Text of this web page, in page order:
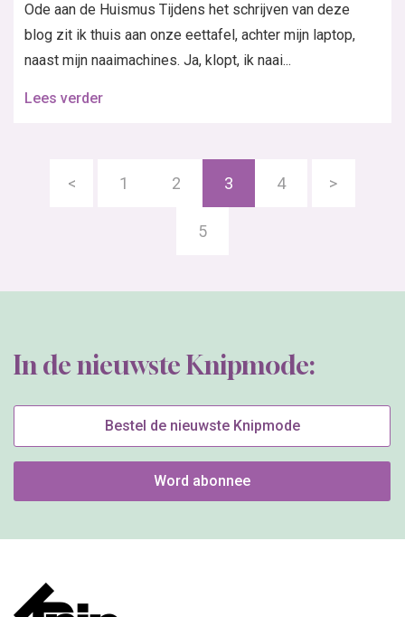
Ode aan de Huismus Tijdens het schrijven van deze
blog zit ik thuis aan onze eettafel, achter mijn laptop,
naast mijn naaimachines. Ja, klopt, ik naai...
Lees verder
< 1 2 3 4
5
>
In de nieuwste Knipmode:
Bestel de nieuwste Knipmode
Word abonnee